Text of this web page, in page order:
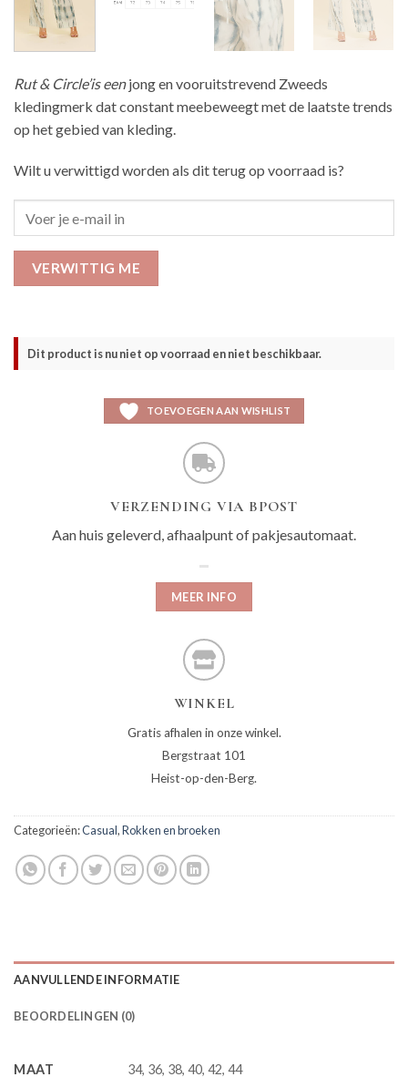
Rut & Circle’is eenjong en vooruitstrevend Zweeds
kledingmerk dat constant meebeweegt met de laatste trends
op het gebied van kleding.
Wilt u verwittigd worden als dit terug op voorraad is?
VERWITTIG ME
Dit product is nu niet op voorraad en niet beschikbaar.
TOEVOEGEN AAN WISHLIST
VERZENDING VIA BPOST
Aan huis geleverd, afhaalpunt of pakjesautomaat.
MEER INFO
WINKEL
Gratis afhalen in onze winkel.
Bergstraat 101
Heist-op-den-Berg.
Categorieën:Casual,Rokken en broeken
AANVULLENDE INFORMATIE
BEOORDELINGEN (0)
MAAT 34, 36, 38, 40, 42, 44